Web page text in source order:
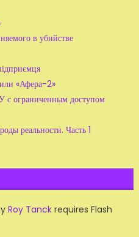
в убийстве
«Афера-2»
с ограниченным доступом
реальности. Часть 1
Roy Tanckrequires Flash